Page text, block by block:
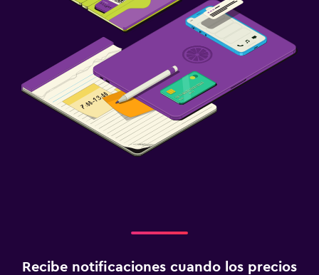
Recibe notificaciones cuando los precios